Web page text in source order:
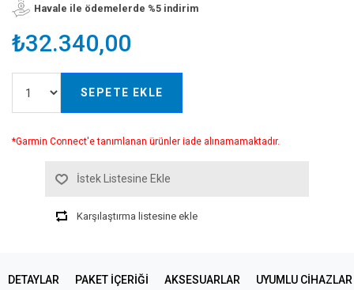
Havale ile ödemelerde %5 indirim
₺32.340,00
SEPETE EKLE
*Garmin Connect'e tanımlanan ürünler iade alınamamaktadır.
İstek Listesine Ekle
Karşılaştırma listesine ekle
DETAYLAR PAKET İÇERİĞİ AKSESUARLAR UYUMLU CIHAZLAR